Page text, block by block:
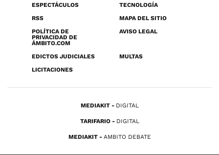
ESPECTÁCULOS
TECNOLOGÍA
RSS
MAPA DEL SITIO
POLÍTICA DE
PRIVACIDAD DE
ÁMBITO.COM
AVISO LEGAL
EDICTOS JUDICIALES
MULTAS
LICITACIONES
MEDIAKIT DIGITAL
TARIFARIO DIGITAL
MEDIAKIT AMBITO DEBATE